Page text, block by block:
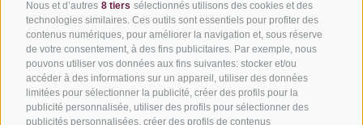
Nous et d’autres 8 tiers sélectionnés utilisons des cookies et des
technologies similaires. Ces outils sont essentiels pour profiter des
contenus numériques, pour améliorer la navigation et, sous réserve
de votre consentement, à des fins publicitaires. Par exemple, nous
pouvons utiliser vos données aux fins suivantes: stocker et/ou
accéder à des informations sur un appareil, utiliser des données
limitées pour sélectionner la publicité, créer des profils pour la
publicité personnalisée, utiliser des profils pour sélectionner des
publicités personnalisées, créer des profils de contenus
Via del Laghetto, 140 – 45021 Badia Polesine (RO)
0425 594457 –info@filtecsrl.eu
Soumettez votre projet et demandez un devis